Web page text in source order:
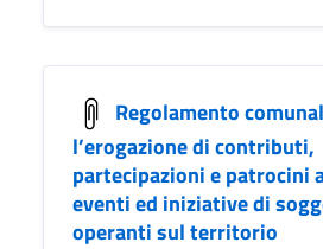
Regolamento
l’erogazione di contributi,
partecipazioni e patrocini
eventi ed iniziative di
operanti sul territorio